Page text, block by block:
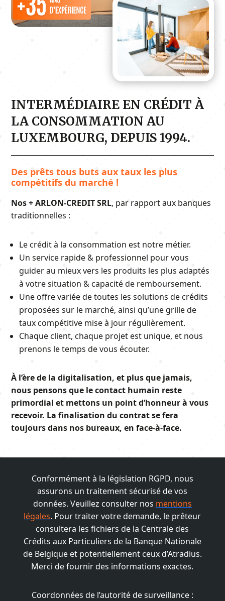
INTERMÉDIAIRE EN CRÉDIT À
LA CONSOMMATION AU
LUXEMBOURG, DEPUIS 1994.
Des prêts tous buts aux taux les plus
compétitifs du marché !
Nos + ARLON-CREDIT SRL, par rapport aux banques
traditionnelles :
Le crédit à la consommation est notre métier.
Un service rapide & professionnel pour vous
guider au mieux vers les produits les plus adaptés
à votre situation & capacité de remboursement.
Une offre variée de toutes les solutions de crédits
proposées sur le marché, ainsi qu’une grille de
taux compétitive mise à jour régulièrement.
Chaque client, chaque projet est unique, et nous
prenons le temps de vous écouter.
À l’ère de la digitalisation, et plus que jamais,
nous pensons que le contact humain reste
primordial et mettons un point d’honneur à vous
recevoir. La finalisation du contrat se fera
toujours dans nos bureaux, en face-à-face.
Conformément à la législation RGPD, nous
assurons un traitement sécurisé de vos
données. Veuillez consulter nos mentions
légales. Pour traiter votre demande, le prêteur
consultera les fichiers de la Centrale des
Crédits aux Particuliers de la Banque Nationale
de Belgique et potentiellement ceux d’Atradius.
Merci de fournir des informations exactes.
Coordonnées de l’autorité de surveillance :